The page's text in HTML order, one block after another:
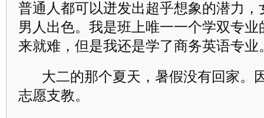
普通人都可以迸发出超乎想象的潜力
男人出色。我是班上唯一一个学双专
来就难，但是我还是学了商务英语专业
大二的那个夏天，暑假没有回家。
志愿支教。